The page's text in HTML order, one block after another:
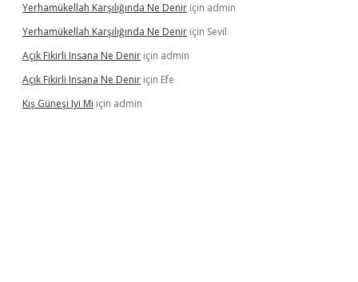
Yerhamükellah Karşılığında Ne Denir için admin
Yerhamükellah Karşılığında Ne Denir için Sevil
Açık Fikirli Insana Ne Denir için admin
Açık Fikirli Insana Ne Denir için Efe
Kış Güneşi Iyi Mi için admin